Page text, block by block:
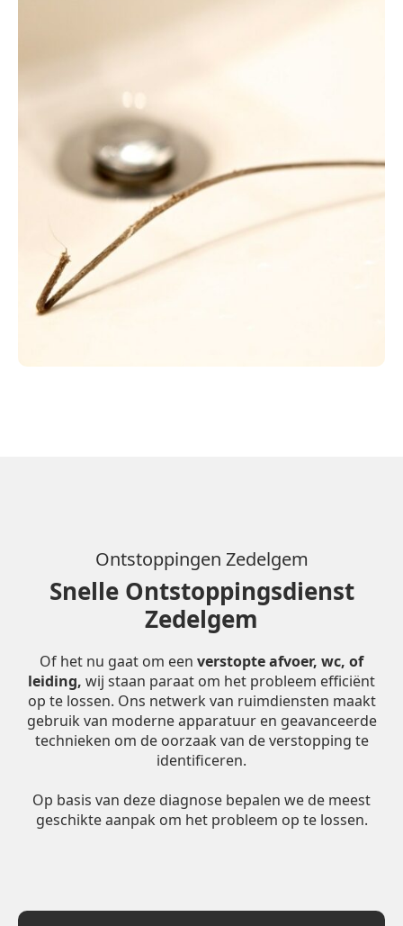
Ontstoppingen Zedelgem
Snelle Ontstoppingsdienst
Zedelgem
Of het nu gaat om een verstopte afvoer, wc, of
leiding, wij staan paraat om het probleem efficiënt
op te lossen. Ons netwerk van ruimdiensten maakt
gebruik van moderne apparatuur en geavanceerde
technieken om de oorzaak van de verstopping te
identificeren.
Op basis van deze diagnose bepalen we de meest
geschikte aanpak om het probleem op te lossen.